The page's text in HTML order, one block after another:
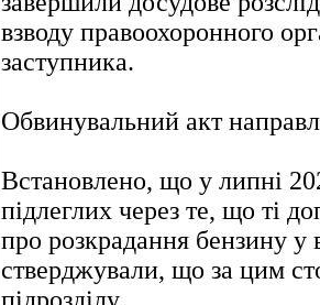
взводу правоохоронного
заступника.
Обвинувальний акт
Встановлено, що у липні
підлеглих через те, що ті
про розкрадання бензину у
стверджували, що за цим